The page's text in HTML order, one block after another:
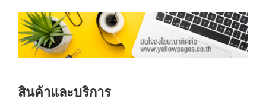
สินค้าและบริการ